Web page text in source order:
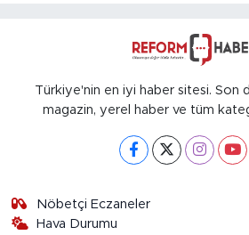
Türkiye'nin en iyi haber sitesi. Son
magazin, yerel haber ve tüm
Nöbetçi Eczaneler
Hava Durumu